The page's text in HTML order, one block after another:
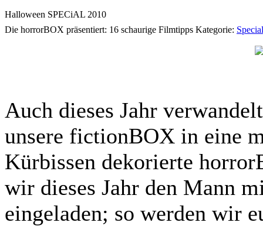
Halloween SPECiAL 2010
Die horrorBOX präsentiert: 16 schaurige Filmtipps Kategorie:
Auch dieses Jahr
unsere fictionBOX in eine
Kürbissen dekorierte
wir dieses Jahr den Mann
eingeladen; so werden wir